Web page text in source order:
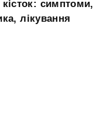
симптоми,
лікування